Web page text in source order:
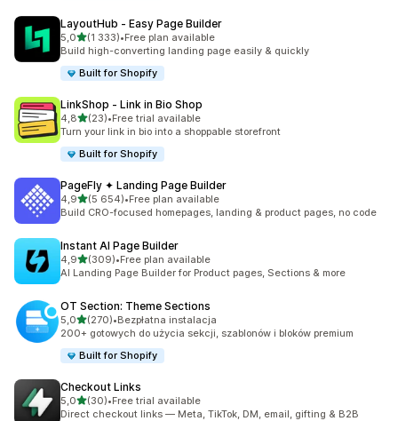
LayoutHub ‑ Easy Page Builder
5,0na 5 gwiazdek
(1 333)
Łączna liczba recenzji: 1333
•Free plan available
Build high-converting landing page easily & quickly
Built for Shopify
LinkShop ‑ Link in Bio Shop
4,8na 5 gwiazdek
(23)
Łączna liczba recenzji: 23
•Free trial available
Turn your link in bio into a shoppable storefront
Built for Shopify
PageFly ✦ Landing Page Builder
4,9na 5 gwiazdek
(5 654)
Łączna liczba recenzji: 5654
•Free plan available
Build CRO-focused homepages, landing & product pages, no code
Instant AI Page Builder
4,9na 5 gwiazdek
(309)
Łączna liczba recenzji: 309
•Free plan available
AI Landing Page Builder for Product pages, Sections & more
OT Section: Theme Sections
5,0na 5 gwiazdek
(270)
Łączna liczba recenzji: 270
•Bezpłatna instalacja
200+ gotowych do użycia sekcji, szablonów i bloków premium
Built for Shopify
Checkout Links
5,0na 5 gwiazdek
(30)
Łączna liczba recenzji: 30
•Free trial available
Direct checkout links — Meta, TikTok, DM, email, gifting & B2B